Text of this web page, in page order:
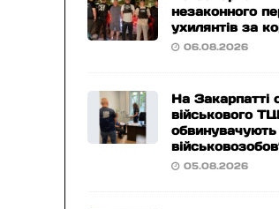
незаконного
ухилянтів за
06.08.2026
На Закарпатті
військового
обвинувачують
05.08.2026